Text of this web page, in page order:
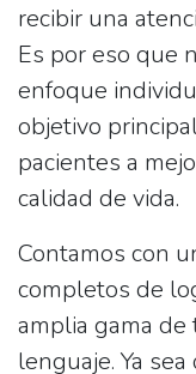
recibir una
Es por eso que
enfoque
objetivo
pacientes a
calidad de vida.
Contamos con
completos de
amplia gama
lenguaje. Ya